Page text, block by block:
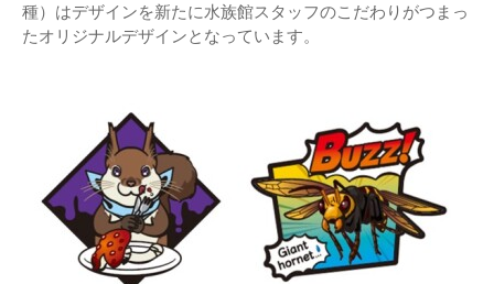
種）はデザインを新たに水族館スタッフのこだわりがつまっ
たオリジナルデザインとなっています。